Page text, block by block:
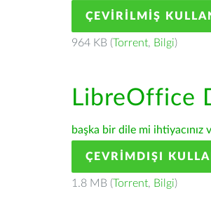
ÇEVIRILMIŞ
964 KB (Torrent, Bilgi)
LibreOffice
başka bir dile mi ihtiyacınız
ÇEVRIMDIŞI
1.8 MB (Torrent, Bilgi)